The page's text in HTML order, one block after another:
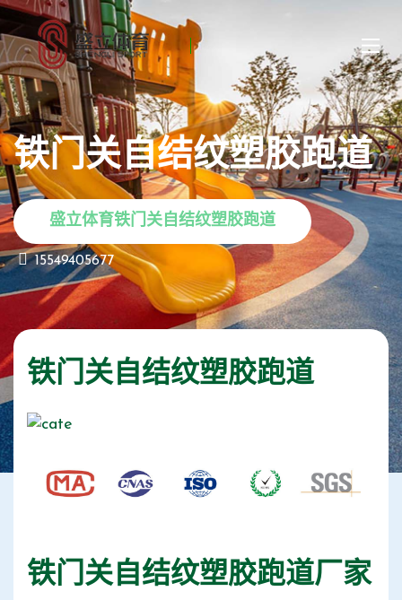
铁门关自结纹塑胶跑道
盛立体育铁门关自结纹塑胶跑道
15549405677
铁门关自结纹塑胶跑道
铁门关自结纹塑胶跑道厂家